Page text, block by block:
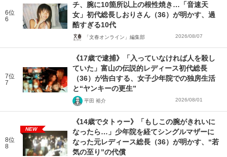
6位
6
チ、腕に10箇所以上の根性焼き…「音速天
女」初代総長しおりさん（36）が明かす、過
酷すぎる10代
「文春オンライン」編集部 2026/08/07
7位
7
《17歳で逮捕》「入っていなければ人を殺し
ていた」富山の伝説的レディース初代総長
（36）が告白する、女子少年院での独房生活
と“ヤンキーの更生”
平田 裕介 2026/08/01
8位
8
NEW
《14歳でタトゥー》「もしこの腕がきれいに
なったら…」少年院を経てシングルマザーに
なった元レディース総長（36）が明かす、“若
気の至り”の代償